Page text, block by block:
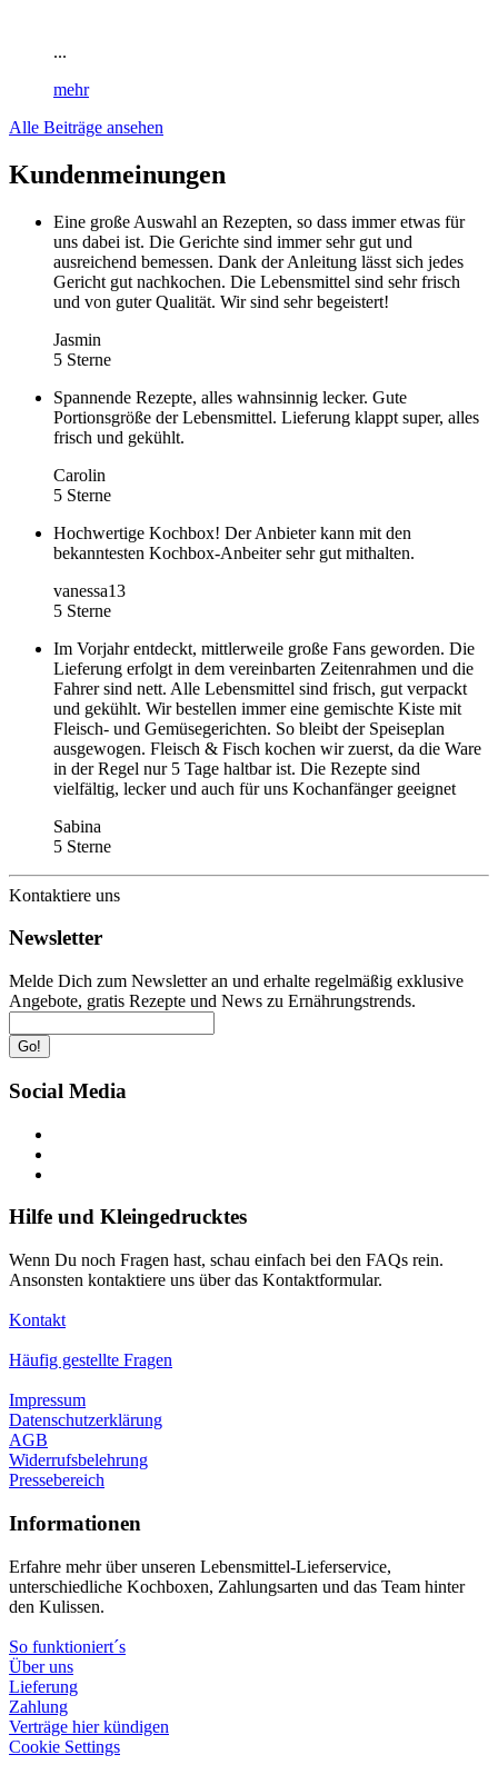
...
mehr
Alle Beiträge ansehen
Kundenmeinungen
Eine große Auswahl an Rezepten, so dass immer etwas für
uns dabei ist. Die Gerichte sind immer sehr gut und
ausreichend bemessen. Dank der Anleitung lässt sich jedes
Gericht gut nachkochen. Die Lebensmittel sind sehr frisch
und von guter Qualität. Wir sind sehr begeistert!
Jasmin
5 Sterne
Spannende Rezepte, alles wahnsinnig lecker. Gute
Portionsgröße der Lebensmittel. Lieferung klappt super, alles
frisch und gekühlt.
Carolin
5 Sterne
Hochwertige Kochbox! Der Anbieter kann mit den
bekanntesten Kochbox-Anbeiter sehr gut mithalten.
vanessa13
5 Sterne
Im Vorjahr entdeckt, mittlerweile große Fans geworden. Die
Lieferung erfolgt in dem vereinbarten Zeitenrahmen und die
Fahrer sind nett. Alle Lebensmittel sind frisch, gut verpackt
und gekühlt. Wir bestellen immer eine gemischte Kiste mit
Fleisch- und Gemüsegerichten. So bleibt der Speiseplan
ausgewogen. Fleisch & Fisch kochen wir zuerst, da die Ware
in der Regel nur 5 Tage haltbar ist. Die Rezepte sind
vielfältig, lecker und auch für uns Kochanfänger geeignet
Sabina
5 Sterne
Kontaktiere uns
Newsletter
Melde Dich zum Newsletter an und erhalte regelmäßig exklusive
Angebote, gratis Rezepte und News zu Ernährungstrends.
Go!
Social Media
Hilfe und Kleingedrucktes
Wenn Du noch Fragen hast, schau einfach bei den FAQs rein.
Ansonsten kontaktiere uns über das Kontaktformular.
Kontakt
Häufig gestellte Fragen
Impressum
Datenschutzerklärung
AGB
Widerrufsbelehrung
Pressebereich
Informationen
Erfahre mehr über unseren Lebensmittel-Lieferservice,
unterschiedliche Kochboxen, Zahlungsarten und das Team hinter
den Kulissen.
So funktioniert´s
Über uns
Lieferung
Zahlung
Verträge hier kündigen
Cookie Settings